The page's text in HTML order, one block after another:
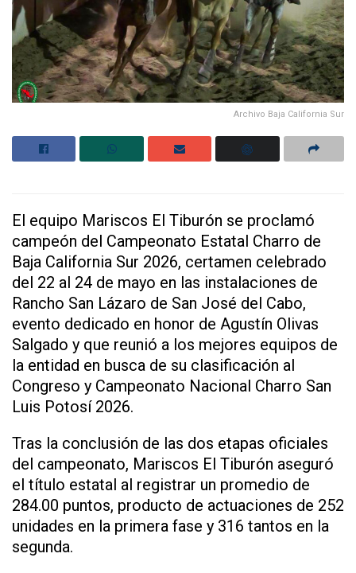
Archivo Baja California Sur
El equipo Mariscos El Tiburón se proclamó
campeón del Campeonato Estatal Charro de
Baja California Sur 2026, certamen celebrado
del 22 al 24 de mayo en las instalaciones de
Rancho San Lázaro de San José del Cabo,
evento dedicado en honor de Agustín Olivas
Salgado y que reunió a los mejores equipos de
la entidad en busca de su clasificación al
Congreso y Campeonato Nacional Charro San
Luis Potosí 2026.
Tras la conclusión de las dos etapas oficiales
del campeonato, Mariscos El Tiburón aseguró
el título estatal al registrar un promedio de
284.00 puntos, producto de actuaciones de 252
unidades en la primera fase y 316 tantos en la
segunda.